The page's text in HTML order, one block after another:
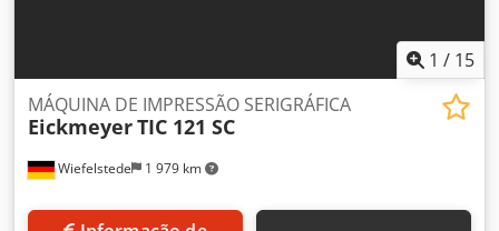
1 / 15
Wiefelstede 1 979 km
MÁQUINA DE IMPRESSÃO SERIGRÁFICA
EickmeyerTIC 121 SC